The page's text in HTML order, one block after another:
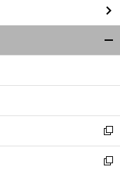
い
ウ
ィ
ン
ウ
開
く
新
し
い
新